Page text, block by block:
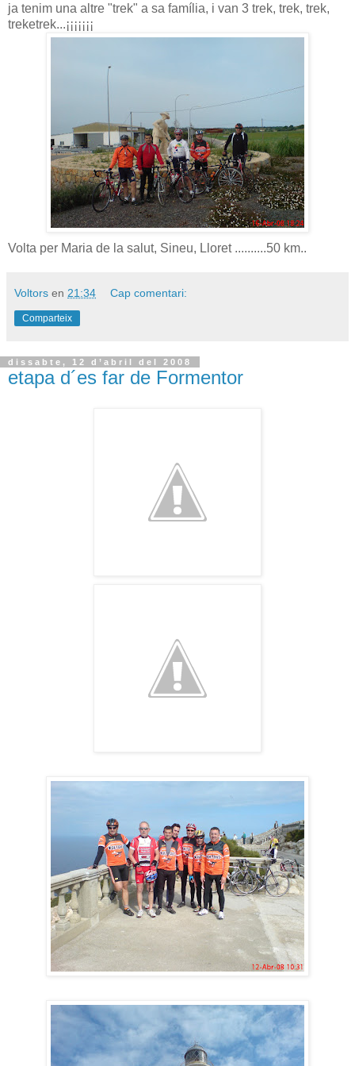
ja tenim una altre "trek" a sa família, i van 3 trek, trek, trek,
treketrek...¡¡¡¡¡¡¡
Volta per Maria de la salut, Sineu, Lloret ..........50 km..
Voltors en 21:34 Cap comentari:
Comparteix
dissabte, 12 d’abril del 2008
etapa d´es far de Formentor